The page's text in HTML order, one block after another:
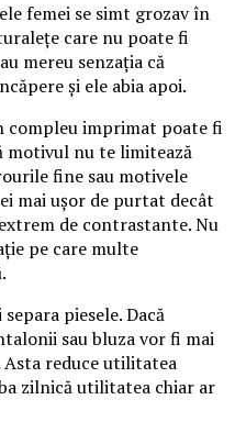
femei se simt grozav în
care nu poate fi
mereu senzația că
și ele abia apoi.
compleu imprimat poate fi
motivul nu te limitează
fine sau motivele
mai ușor de purtat decât
de contrastante. Nu
pe care multe
piesele. Dacă
sau bluza vor fi mai
Asta reduce utilitatea
zilnică utilitatea chiar ar